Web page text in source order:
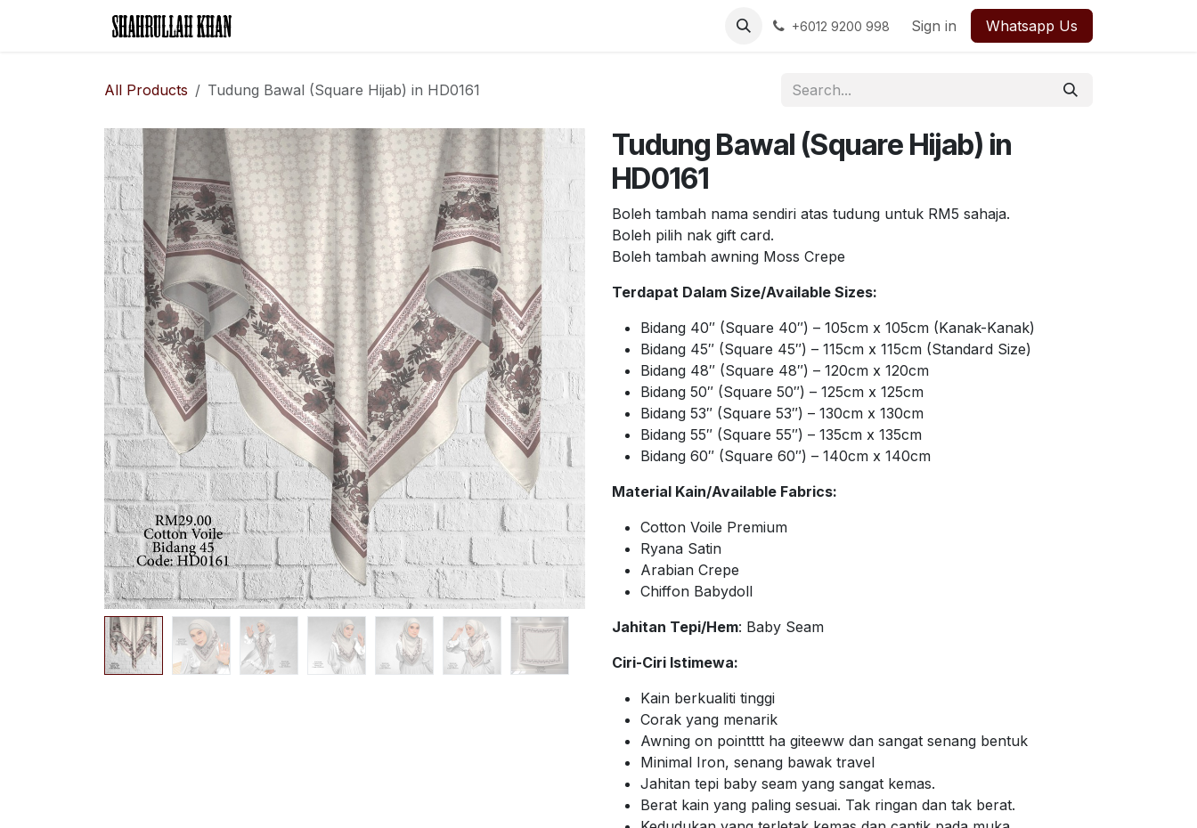
+6012 9200 998 Sign in Whatsapp Us
All Products Tudung Bawal (Square Hijab) in HD0161
Tudung Bawal (Square Hijab) in
HD0161
Boleh tambah nama sendiri atas tudung untuk RM5 sahaja.
Boleh pilih nak gift card.
Boleh tambah awning Moss Crepe
Terdapat Dalam Size/Available Sizes:
Bidang 40″ (Square 40″) – 105cm x 105cm (Kanak-Kanak)
Bidang 45″ (Square 45″) – 115cm x 115cm (Standard Size)
Bidang 48″ (Square 48″) – 120cm x 120cm
Bidang 50″ (Square 50″) – 125cm x 125cm
Bidang 53″ (Square 53″) – 130cm x 130cm
Bidang 55″ (Square 55″) – 135cm x 135cm
Bidang 60″ (Square 60″) – 140cm x 140cm
Material Kain/Available Fabrics:
Cotton Voile Premium
Ryana Satin
Arabian Crepe
Chiffon Babydoll
Jahitan Tepi/Hem: Baby Seam
Ciri-Ciri Istimewa:
Kain berkualiti tinggi
Corak yang menarik
Awning on pointttt ha giteeww dan sangat senang bentuk
Minimal Iron, senang bawak travel
Jahitan tepi baby seam yang sangat kemas.
Berat kain yang paling sesuai. Tak ringan dan tak berat.